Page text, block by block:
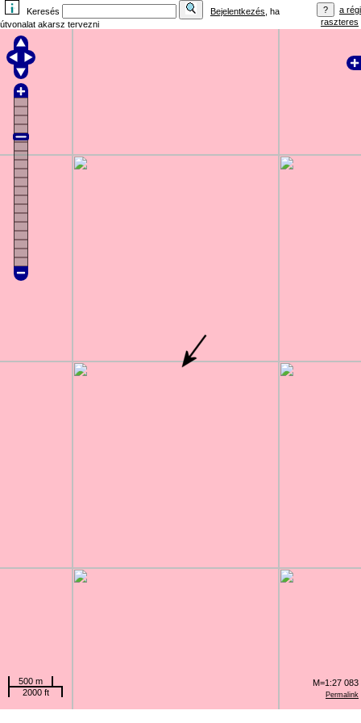
Keresés Bejelentkezés , ha
útvonalat akarsz tervezni
a régi
raszteres
Permalink
500 m
2000 ft
M=1:27 083